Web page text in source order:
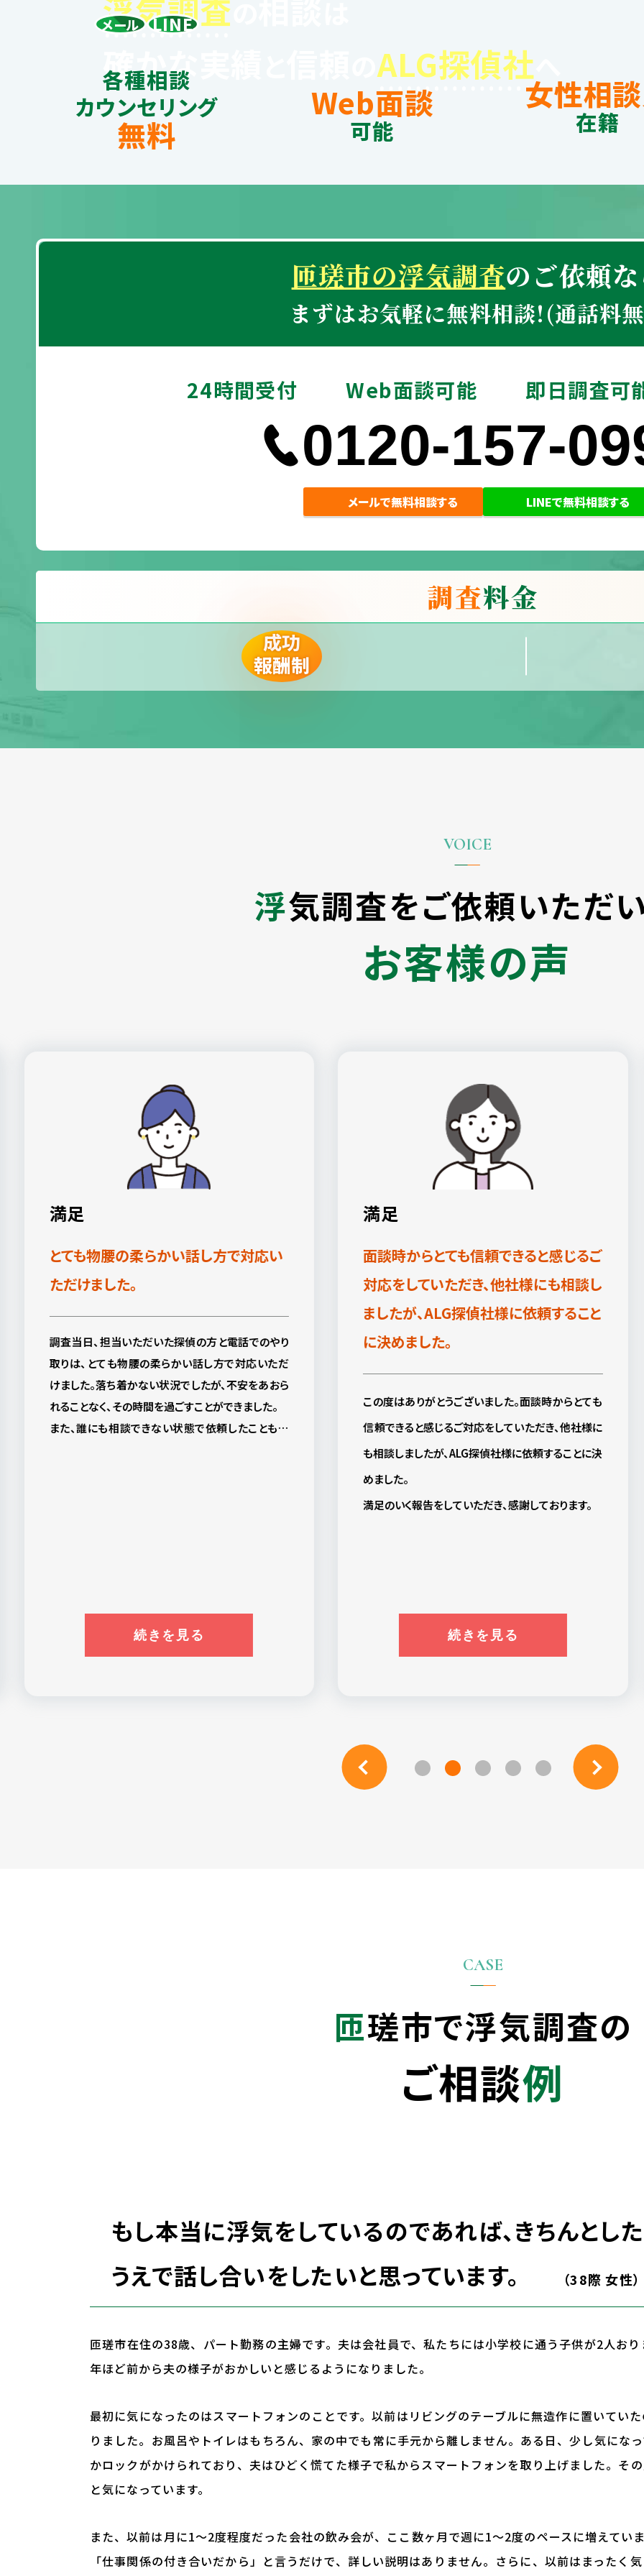
浮気調査
確かな実績 ALG探偵社
メール LINE
各種相談
カウンセリング
無料
Web面談
可能
女性相
在籍
匝瑳市の浮気調査のご依頼
まずはお気軽に無料相談!(通話料
24時間受付 Web面談可能 即日調査可
0120-157-
メールで無料相談する LINEで無料相談する
調査料金
成功
報酬制
浮気調査をご依頼いただ
お客様の声
満足
とても物腰の柔らかい話し方で対応い
ただけました。
調査当日、担当いただいた探偵の方と電話でのやり
取りは、とても物腰の柔らかい話し方で対応いただ
けました。落ち着かない状況でしたが、不安をあおら
れることなく、その時間を過ごすことができました。
また、誰にも相談できない状態で依頼したこともあ
続きを見る
満足
面談時からとても信頼できると感じるご
対応をしていただき、他社様にも相談し
ましたが、ALG探偵社様に依頼すること
に決めました。
この度はありがとうございました。面談時からとても
信頼できると感じるご対応をしていただき、他社様に
も相談しましたが、ALG探偵社様に依頼することに決
めました。
満足のいく報告をしていただき、感謝しております。
続きを見る
匝瑳市で浮気調査の
ご相談例
もし本当に浮気をしているのであれば、きちんとし
うえで話し合いをしたいと思っています。
（38際 女性）
匝瑳市在住の38歳、パート勤務の主婦です。夫は会社員で、私たちには小学校に通う子供が2人お
年ほど前から夫の様子がおかしいと感じるようになりました。
最初に気になったのはスマートフォンのことです。以前はリビングのテーブルに無造作に置いてい
りました。お風呂やトイレはもちろん、家の中でも常に手元から離しません。ある日、少し気にな
かロックがかけられており、夫はひどく慌てた様子で私からスマートフォンを取り上げました。そ
と気になっています。
また、以前は月に1〜2度程度だった会社の飲み会が、ここ数ヶ月で週に1〜2度のペースに増えてい
「仕事関係の付き合いだから」と言うだけで、詳しい説明はありません。さらに、以前はまったく